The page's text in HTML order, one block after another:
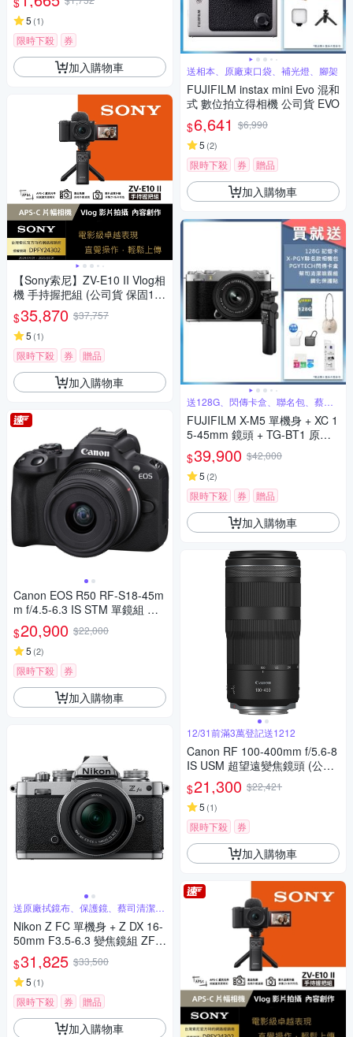
5 (1)
限時下殺 券
加入購物車
【Sony索尼】ZV-E10 II Vlog相
機 手持握把組 (公司貨 保固18
+6個月)
$35,870 $37,757
5 (1)
限時下殺 券 贈品
加入購物車
Canon EOS R50 RF-S18-45m
m f/4.5-6.3 IS STM 單鏡組 公
司貨
$20,900 $22,000
5 (2)
限時下殺 券
加入購物車
送原廠拭鏡布、保護鏡、蔡司清潔噴
霧組
Nikon Z FC 單機身 + Z DX 16-
50mm F3.5-6.3 變焦鏡組 ZFC
公司貨
$31,825 $33,500
5 (1)
限時下殺 券 贈品
加入購物車
送相本、原廠束口袋、補光燈、腳架
FUJIFILM instax mini Evo 混和
式 數位拍立得相機 公司貨 EVO
$6,641 $6,990
5 (2)
限時下殺 券 贈品
加入購物車
送128G、閃傳卡盒、聯名包、蔡司
清潔組
FUJIFILM X-M5 單機身 + XC 1
5-45mm 鏡頭 + TG-BT1 原廠
手把 公司貨
$39,900 $42,000
5 (2)
限時下殺 券 贈品
加入購物車
12/31前滿3萬登記送1212
Canon RF 100-400mm f/5.6-8
IS USM 超望遠變焦鏡頭 (公司
貨)
$21,300 $22,421
5 (1)
限時下殺 券
加入購物車